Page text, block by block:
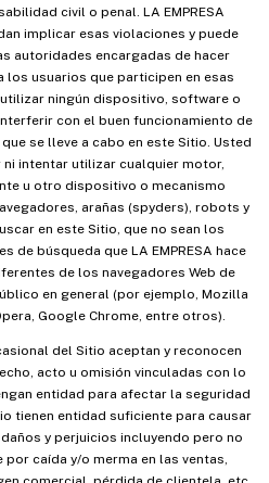
civil o penal. LA EMPRESA
implicar esas violaciones y puede
autoridades encargadas de hacer
los usuarios que participen en esas
ningún dispositivo, software o
con el buen funcionamiento de
se lleve a cabo en este Sitio. Usted
ni intentar utilizar cualquier motor,
u otro dispositivo o mecanismo
arañas (spyders), robots y
en este Sitio, que no sean los
de búsqueda que LA EMPRESA hace
de los navegadores Web de
en general (por ejemplo, Mozilla
Google Chrome, entre otros).
del Sitio aceptan y reconocen
acto u omisión vinculadas con lo
entidad para afectar la seguridad
tienen entidad suficiente para causar
daños y perjuicios incluyendo pero no
caída y/o merma en las ventas,